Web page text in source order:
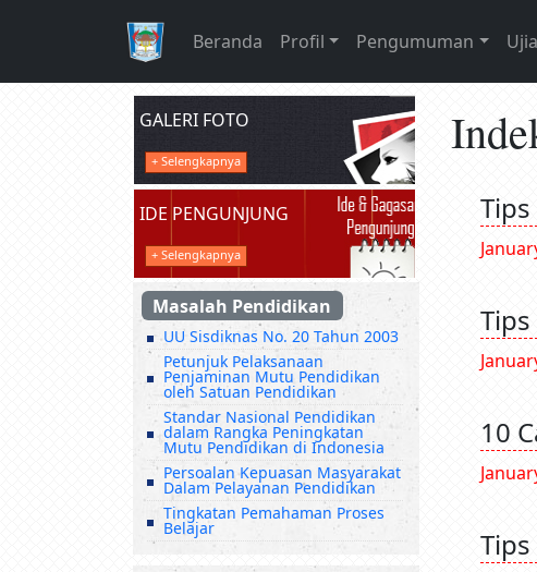
Beranda Profil Pengumuman
GALERI FOTO
+ Selengkapnya
IDE PENGUNJUNG
+ Selengkapnya
Masalah Pendidikan
UU Sisdiknas No. 20 Tahun 2003
Petunjuk Pelaksanaan
Penjaminan Mutu Pendidikan
oleh Satuan Pendidikan
Standar Nasional Pendidikan
dalam Rangka Peningkatan
Mutu Pendidikan di Indonesia
Persoalan Kepuasan Masyarakat
Dalam Pelayanan Pendidikan
Tingkatan Pemahaman Proses
Belajar
10